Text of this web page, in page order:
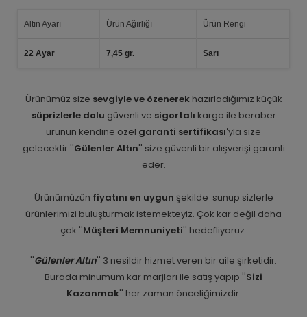
Altın Ayarı Ürün Ağırlığı Ürün Rengi
22 Ayar 7,45 gr. Sarı
Ürünümüz size sevgiyle ve özenerekhazırladığımız küçük
süprizlerle dolu güvenli ve sigortalı kargo ile beraber
ürünün kendine özel garanti sertifikası'yla size
gelecektir.''Gülenler Altın'' size güvenli bir alışverişi garanti
eder.
Ürünümüzün fiyatını en uygun şekilde sunup sizlerle
ürünlerimizi buluşturmak istemekteyiz. Çok kar değil daha
çok ''Müşteri Memnuniyeti'' hedefliyoruz.
''Gülenler Altın'' 3 nesildir hizmet veren bir aile şirketidir.
Burada minumum kar marjları ile satış yapıp ''Sizi
Kazanmak'' her zaman önceliğimizdir.